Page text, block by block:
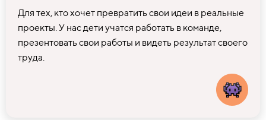
Для тех, кто хочет превратить свои идеи в реальные
проекты. У нас дети учатся работать в команде,
презентовать свои работы и видеть результат своего
труда.